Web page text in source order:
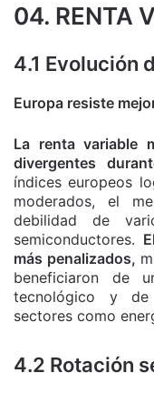
04. RENTA
4.1 Evolución
Europa resiste
La renta variable
divergentes
índices europeos
moderados, el
debilidad de
semiconductores.
más penalizados,
beneficiaron de
tecnológico y
sectores como
4.2 Rotación